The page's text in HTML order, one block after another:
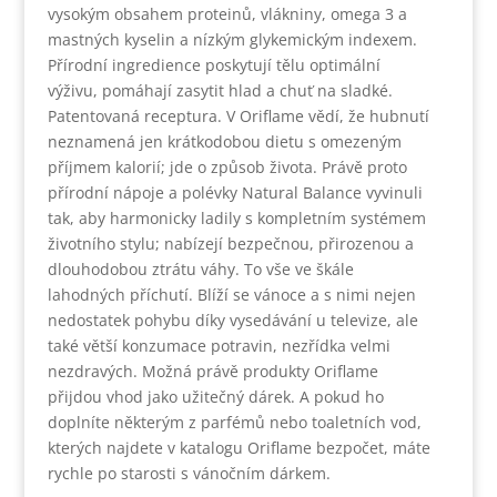
vysokým obsahem proteinů, vlákniny, omega 3 a
mastných kyselin a nízkým glykemickým indexem.
Přírodní ingredience poskytují tělu optimální
výživu, pomáhají zasytit hlad a chuť na sladké.
Patentovaná receptura. V Oriflame vědí, že hubnutí
neznamená jen krátkodobou dietu s omezeným
příjmem kalorií; jde o způsob života. Právě proto
přírodní nápoje a polévky Natural Balance vyvinuli
tak, aby harmonicky ladily s kompletním systémem
životního stylu; nabízejí bezpečnou, přirozenou a
dlouhodobou ztrátu váhy. To vše ve škále
lahodných příchutí. Blíží se vánoce a s nimi nejen
nedostatek pohybu díky vysedávání u televize, ale
také větší konzumace potravin, nezřídka velmi
nezdravých. Možná právě produkty Oriflame
přijdou vhod jako užitečný dárek. A pokud ho
doplníte některým z parfémů nebo toaletních vod,
kterých najdete v katalogu Oriflame bezpočet, máte
rychle po starosti s vánočním dárkem.